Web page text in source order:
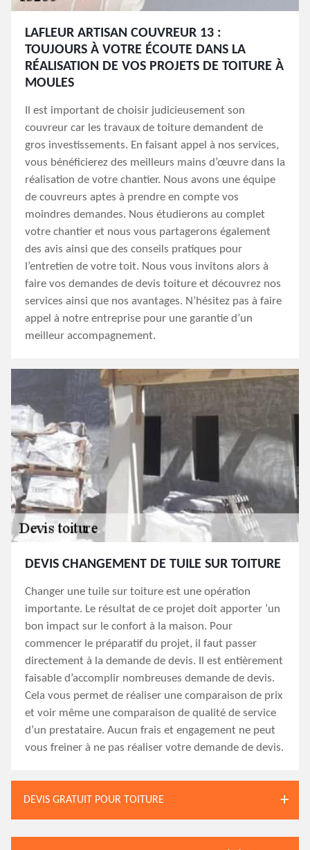
LAFLEUR ARTISAN COUVREUR 13 :
TOUJOURS À VOTRE ÉCOUTE DANS LA
RÉALISATION DE VOS PROJETS DE TOITURE À
MOULES
Il est important de choisir judicieusement son
couvreur car les travaux de toiture demandent de
gros investissements. En faisant appel à nos services,
vous bénéficierez des meilleurs mains d’œuvre dans la
réalisation de votre chantier. Nous avons une équipe
de couvreurs aptes à prendre en compte vos
moindres demandes. Nous étudierons au complet
votre chantier et nous vous partagerons également
des avis ainsi que des conseils pratiques pour
l’entretien de votre toit. Nous vous invitons alors à
faire vos demandes de devis toiture et découvrez nos
services ainsi que nos avantages. N’hésitez pas à faire
appel à notre entreprise pour une garantie d’un
meilleur accompagnement.
DEVIS CHANGEMENT DE TUILE SUR TOITURE
Changer une tuile sur toiture est une opération
importante. Le résultat de ce projet doit apporter ’un
bon impact sur le confort à la maison. Pour
commencer le préparatif du projet, il faut passer
directement à la demande de devis. Il est entièrement
faisable d’accomplir nombreuses demande de devis.
Cela vous permet de réaliser une comparaison de prix
et voir même une comparaison de qualité de service
d’un prestataire. Aucun frais et engagement ne peut
vous freiner à ne pas réaliser votre demande de devis.
DEVIS GRATUIT POUR TOITURE